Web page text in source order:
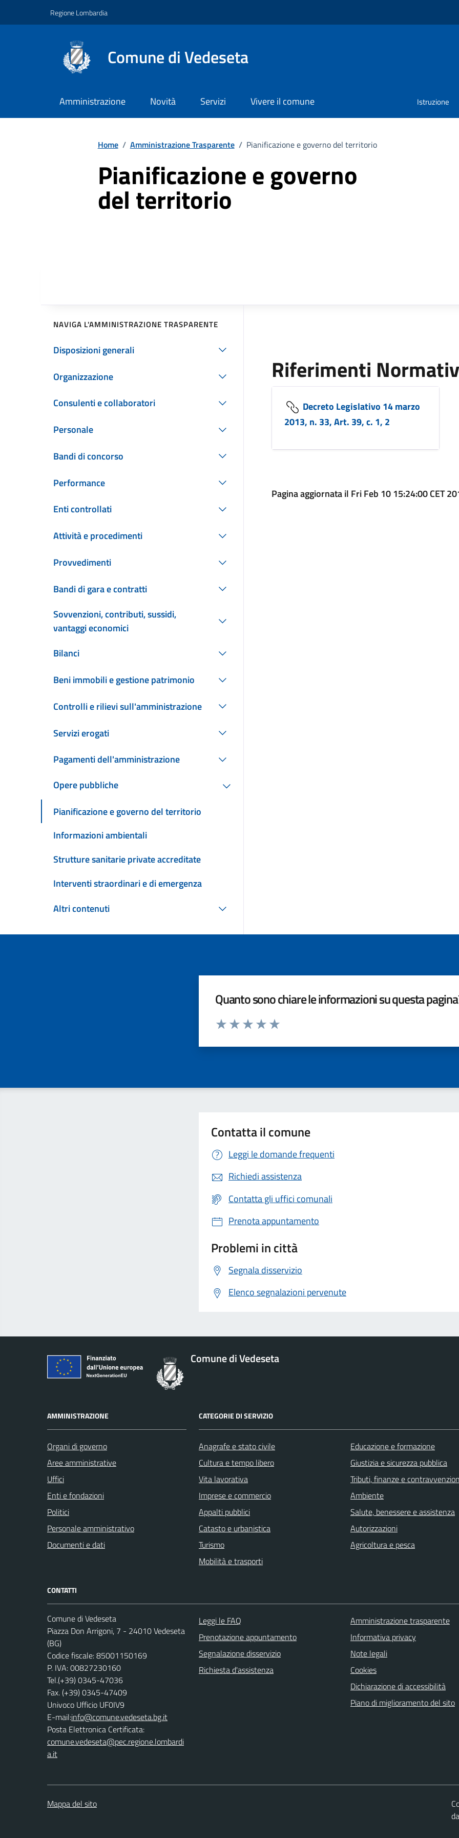
Regione Lombardia
Comune di Vedeseta
Amministrazione Novità Servizi Vivere il comune Istruzione
Home / Amministrazione Trasparente / Pianificazione e governo del territorio
Pianificazione e governo
del territorio
NAVIGA L'AMMINISTRAZIONE TRASPARENTE
Disposizioni generali
Organizzazione
Consulenti e collaboratori
Personale
Bandi di concorso
Performance
Enti controllati
Attività e procedimenti
Provvedimenti
Bandi di gara e contratti
Sovvenzioni, contributi, sussidi,
vantaggi economici
Bilanci
Beni immobili e gestione patrimonio
Controlli e rilievi sull'amministrazione
Servizi erogati
Pagamenti dell'amministrazione
Opere pubbliche
Pianificazione e governo del territorio
Informazioni ambientali
Strutture sanitarie private accreditate
Interventi straordinari e di emergenza
Altri contenuti
Riferimenti
Decreto Legislativo 14 marzo
2013, n. 33, Art. 39, c. 1, 2
Pagina aggiornata il Fri Feb 10 15:24:00 CET
Quanto sono chiare le informazioni su questa
Valuta da 1 a 5 stelle la pagina
Contatta il comune
Leggi le domande frequenti
Richiedi assistenza
Contatta gli uffici comunali
Prenota appuntamento
Problemi in città
Segnala disservizio
Elenco segnalazioni pervenute
Comune di Vedeseta
AMMINISTRAZIONE
Organi di governo
Aree amministrative
Uffici
Enti e fondazioni
Politici
Personale amministrativo
Documenti e dati
CATEGORIE DI SERVIZIO
Anagrafe e stato civile
Cultura e tempo libero
Vita lavorativa
Imprese e commercio
Appalti pubblici
Catasto e urbanistica
Turismo
Mobilità e trasporti
Educazione e formazione
Giustizia e sicurezza pubblica
Tributi, finanze e
Ambiente
Salute, benessere e assistenza
Autorizzazioni
Agricoltura e pesca
CONTATTI
Comune di Vedeseta
Piazza Don Arrigoni, 7 - 24010 Vedeseta
(BG)
Codice fiscale: 85001150169
P. IVA: 00827230160
Tel.(+39) 0345-47036
Fax. (+39) 0345-47409
Univoco Ufficio UF0IV9
E-mail:info@comune.vedeseta.bg.it
Posta Elettronica Certificata:
comune.vedeseta@pec.regione.lombardi
a.it
Leggi le FAQ
Prenotazione appuntamento
Segnalazione disservizio
Richiesta d'assistenza
Amministrazione trasparente
Informativa privacy
Note legali
Cookies
Dichiarazione di accessibilità
Piano di miglioramento del sito
Mappa del sito